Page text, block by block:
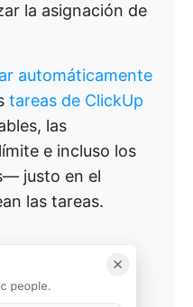
la asignación de
automáticamente
tareas de ClickUp
las
e incluso los
justo en el
las tareas.